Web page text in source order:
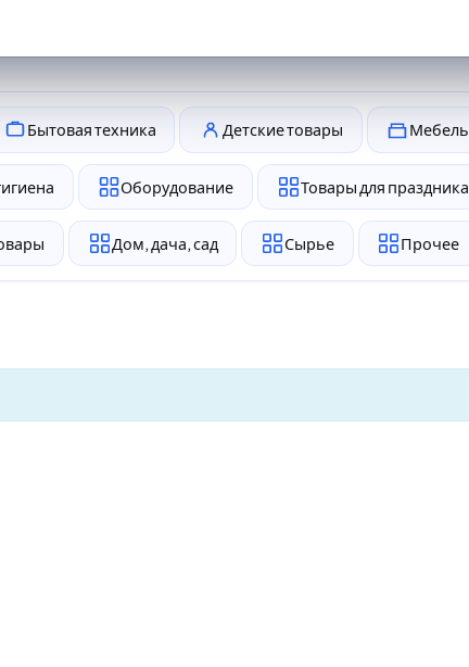
Бытовая техника Детские товары Мебель
Оборудование Товары для праздника
Дом, дача, сад Сырье Прочее